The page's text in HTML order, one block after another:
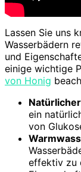
Lassen Sie uns
Wasserbädern
und
einige wichtige
von Honig
ein
von
effektiv zu